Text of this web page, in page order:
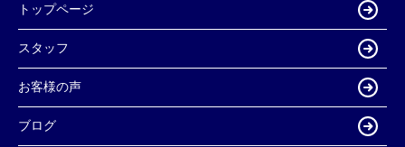
トップページ
スタッフ
お客様の声
ブログ